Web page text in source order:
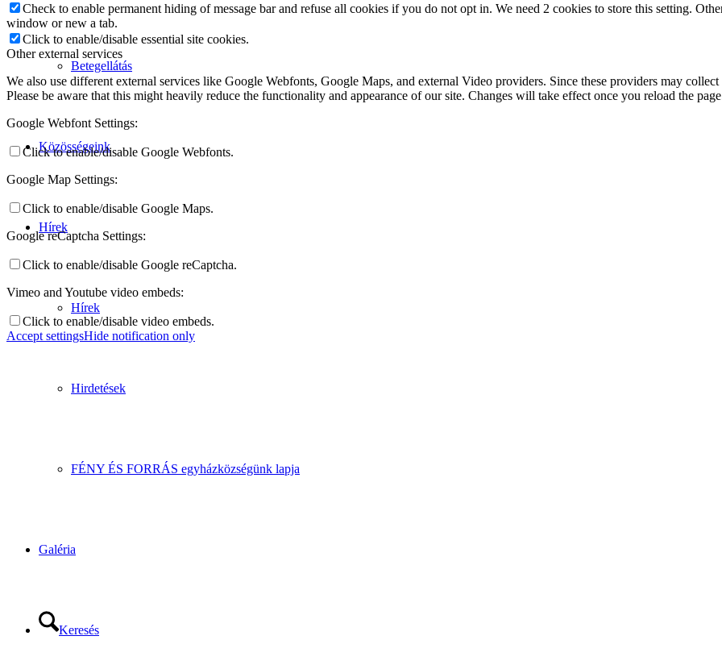
Betegellátás
Közösségeink
Hírek
Hírek
Hirdetések
FÉNY ÉS FORRÁS egyházközségünk lapja
Galéria
Keresés
Check to enable permanent hiding of message bar and refuse all cookies if you do not opt in. We need 2 cookies to store this setting.
window or new a tab.
Click to enable/disable essential site cookies.
Other external services
We also use different external services like Google Webfonts, Google Maps, and external Video providers. Since these providers may
Please be aware that this might heavily reduce the functionality and appearance of our site. Changes will take effect once you reload the
Google Webfont Settings:
Click to enable/disable Google Webfonts.
Google Map Settings:
Click to enable/disable Google Maps.
Google reCaptcha Settings:
Click to enable/disable Google reCaptcha.
Vimeo and Youtube video embeds:
Click to enable/disable video embeds.
Accept settingsHide notification only